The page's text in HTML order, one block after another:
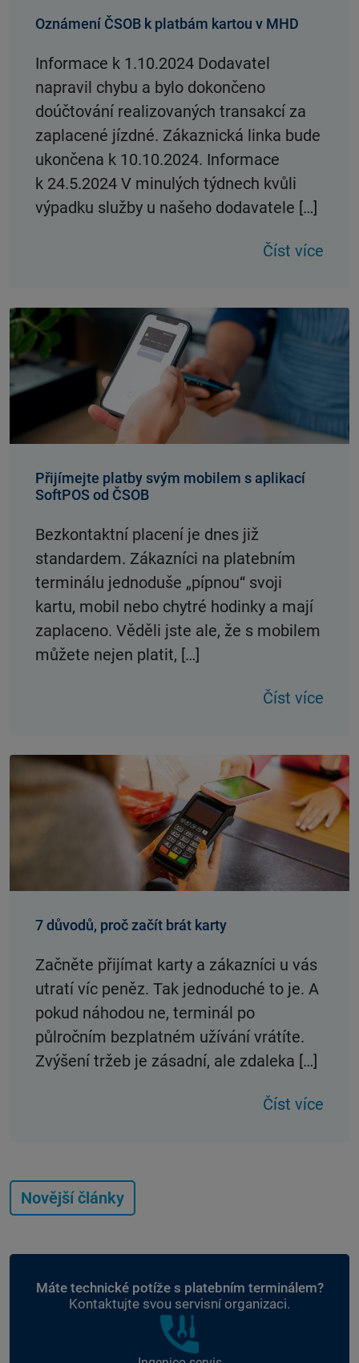
Oznámení ČSOB k platbám kartou v MHD
Informace k 1.10.2024 Dodavatel
napravil chybu a bylo dokončeno
doúčtování realizovaných transakcí za
zaplacené jízdné. Zákaznická linka bude
ukončena k 10.10.2024. Informace
k 24.5.2024 V minulých týdnech kvůli
výpadku služby u našeho dodavatele […]
Číst více
Přijímejte platby svým mobilem s aplikací
SoftPOS od ČSOB
Bezkontaktní placení je dnes již
standardem. Zákazníci na platebním
terminálu jednoduše „pípnou“ svoji
kartu, mobil nebo chytré hodinky a mají
zaplaceno. Věděli jste ale, že s mobilem
můžete nejen platit, […]
Číst více
7 důvodů, proč začít brát karty
Začněte přijímat karty a zákazníci u vás
utratí víc peněz. Tak jednoduché to je. A
pokud náhodou ne, terminál po
půlročním bezplatném užívání vrátíte.
Zvýšení tržeb je zásadní, ale zdaleka […]
Číst více
Novější články
Máte technické potíže s platebním terminálem?
Kontaktujte svou servisní organizaci.